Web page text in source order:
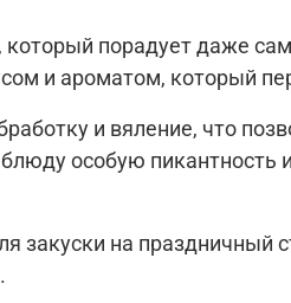
который порадует даже
и ароматом, который
и вяление, что
блюду особую
закуски на праздничный